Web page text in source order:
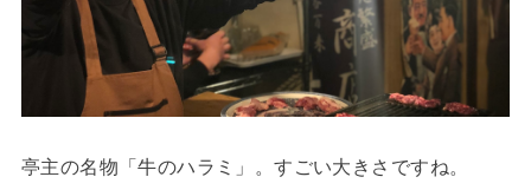
亭主の名物「牛のハラミ」。すごい大きさですね。